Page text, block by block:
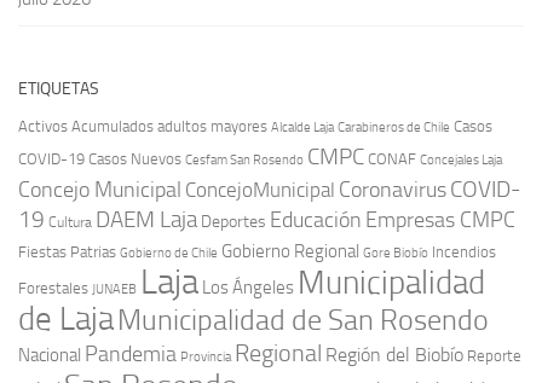
ETIQUETAS
Activos Acumulados adultos mayores Alcalde Laja Carabineros de Chile Casos
COVID-19 Casos Nuevos Cesfam San Rosendo CMPC CONAF Concejales Laja
Concejo Municipal ConcejoMunicipal CoronavirusCOVID-
19 Cultura DAEM Laja Deportes Educación Empresas CMPC
Fiestas Patrias Gobierno de Chile Gobierno Regional Gore Biobío Incendios
Forestales JUNAEB Laja Los Ángeles Municipalidad
de LajaMunicipalidad de San Rosendo
Nacional Pandemia Provincia Regional Región del Biobío Reporte